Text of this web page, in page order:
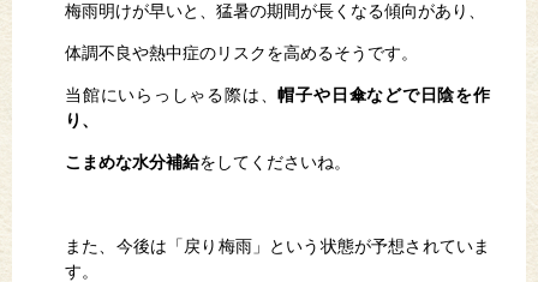
梅雨明けが早いと、猛暑の期間が長くなる傾向があり、
体調不良や熱中症のリスクを高めるそうです。
当館にいらっしゃる際は、帽子や日傘などで日陰を作
り、
こまめな水分補給をしてくださいね。
また、今後は「戻り梅雨」という状態が予想されていま
す。